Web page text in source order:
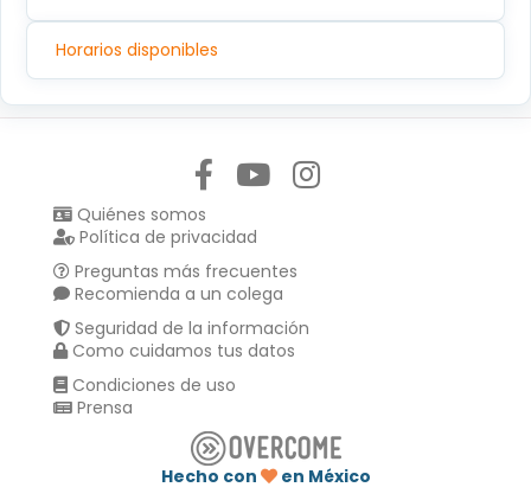
Horarios disponibles
Quiénes somos
Política de privacidad
Preguntas más frecuentes
Recomienda a un colega
Seguridad de la información
Como cuidamos tus datos
Condiciones de uso
Prensa
Hecho con
en México